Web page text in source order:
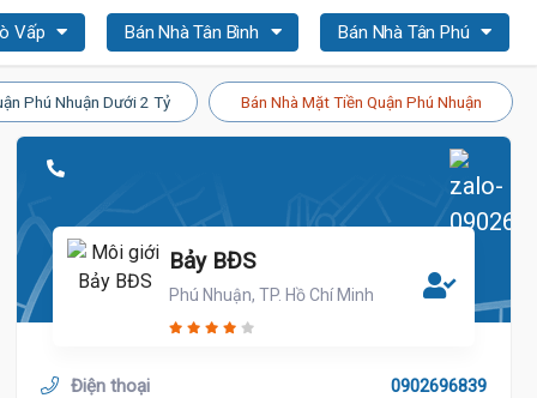
Vấp Bán Nhà Tân Bình Bán Nhà Tân Phú
Phú Nhuận Dưới 2 Tỷ Bán Nhà Mặt Tiền Quận Phú Nhuận
Bảy BĐS
Phú Nhuận, TP. Hồ Chí Minh
Điện thoại 0902696839